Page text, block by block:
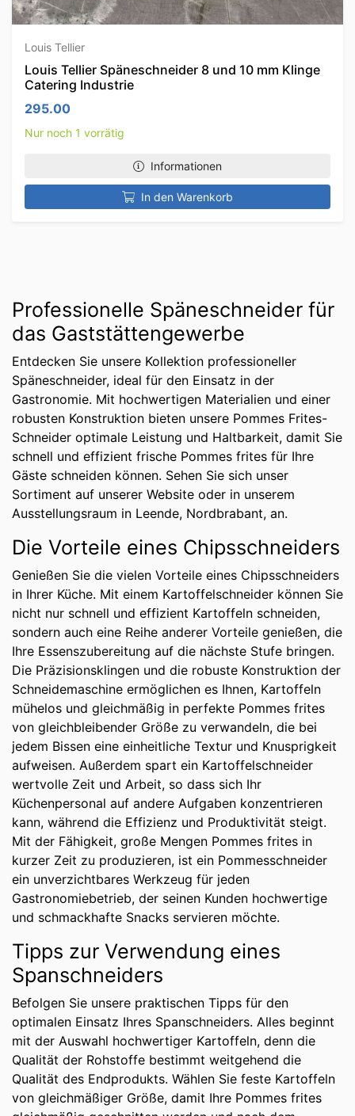
Louis Tellier
Louis Tellier Späneschneider 8 und 10 mm Klinge
Catering Industrie
295.00
Nur noch 1 vorrätig
Informationen
In den Warenkorb
Professionelle Späneschneider für
das Gaststättengewerbe
Entdecken Sie unsere Kollektion professioneller
Späneschneider, ideal für den Einsatz in der
Gastronomie. Mit hochwertigen Materialien und einer
robusten Konstruktion bieten unsere Pommes Frites-
Schneider optimale Leistung und Haltbarkeit, damit Sie
schnell und effizient frische Pommes frites für Ihre
Gäste schneiden können. Sehen Sie sich unser
Sortiment auf unserer Website oder in unserem
Ausstellungsraum in Leende, Nordbrabant, an.
Die Vorteile eines Chipsschneiders
Genießen Sie die vielen Vorteile eines Chipsschneiders
in Ihrer Küche. Mit einem Kartoffelschneider können Sie
nicht nur schnell und effizient Kartoffeln schneiden,
sondern auch eine Reihe anderer Vorteile genießen, die
Ihre Essenszubereitung auf die nächste Stufe bringen.
Die Präzisionsklingen und die robuste Konstruktion der
Schneidemaschine ermöglichen es Ihnen, Kartoffeln
mühelos und gleichmäßig in perfekte Pommes frites
von gleichbleibender Größe zu verwandeln, die bei
jedem Bissen eine einheitliche Textur und Knusprigkeit
aufweisen. Außerdem spart ein Kartoffelschneider
wertvolle Zeit und Arbeit, so dass sich Ihr
Küchenpersonal auf andere Aufgaben konzentrieren
kann, während die Effizienz und Produktivität steigt.
Mit der Fähigkeit, große Mengen Pommes frites in
kurzer Zeit zu produzieren, ist ein Pommesschneider
ein unverzichtbares Werkzeug für jeden
Gastronomiebetrieb, der seinen Kunden hochwertige
und schmackhafte Snacks servieren möchte.
Tipps zur Verwendung eines
Spanschneiders
Befolgen Sie unsere praktischen Tipps für den
optimalen Einsatz Ihres Spanschneiders. Alles beginnt
mit der Auswahl hochwertiger Kartoffeln, denn die
Qualität der Rohstoffe bestimmt weitgehend die
Qualität des Endprodukts. Wählen Sie feste Kartoffeln
von gleichmäßiger Größe, damit Ihre Pommes frites